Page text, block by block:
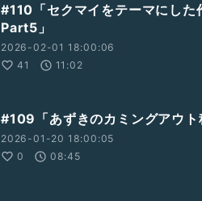
#110「セクマイをテーマにした
Part5」
2026-02-01 18:00:06
41
11:02
#109「あずきのカミングアウト
2026-01-20 18:00:05
0
08:45